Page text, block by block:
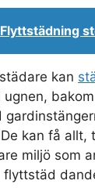
Flyttstädning
kan
ugnen,
kan få allt,
miljö som
flyttstäd